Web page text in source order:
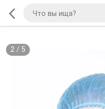
2/ 5